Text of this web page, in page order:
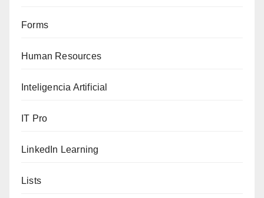
Forms
Human Resources
Inteligencia Artificial
IT Pro
LinkedIn Learning
Lists